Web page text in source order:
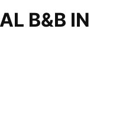
B&B IN